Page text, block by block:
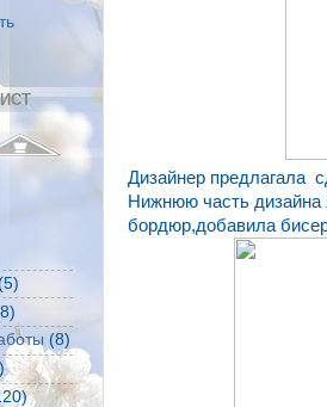
Дизайнер предлагала
Нижнюю часть дизайна
бордюр,добавила
(5)
(8)